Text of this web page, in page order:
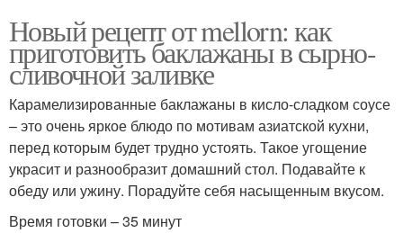
Новый рецепт от mellorn: как
приготовить баклажаны в сырно-
сливочной заливке
Карамелизированные баклажаны в кисло-сладком соусе
– это очень яркое блюдо по мотивам азиатской кухни,
перед которым будет трудно устоять. Такое угощение
украсит и разнообразит домашний стол. Подавайте к
обеду или ужину. Порадуйте себя насыщенным вкусом.
Время готовки – 35 минут